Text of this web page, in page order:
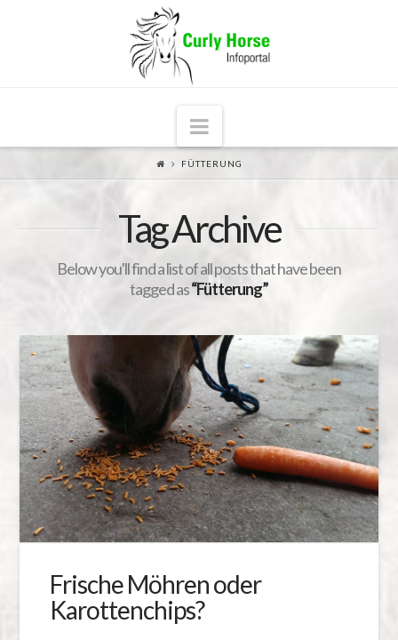
Navigation
FÜTTERUNG
Tag Archive
Below you'll find a list of all posts that have been
tagged as“Fütterung”
Frische Möhren oder
Karottenchips?